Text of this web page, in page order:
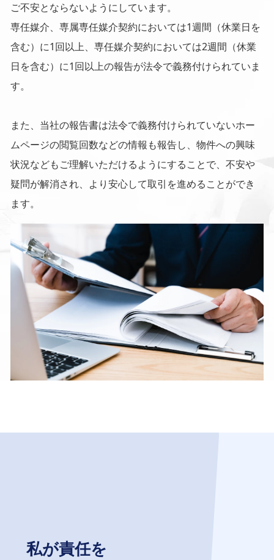
ご不安とならないようにしています。
専任媒介、専属専任媒介契約においては1週間（休業日を
含む）に1回以上、専任媒介契約においては2週間（休業
日を含む）に1回以上の報告が法令で義務付けられていま
す。
また、当社の報告書は法令で義務付けられていないホー
ムページの閲覧回数などの情報も報告し、物件への興味
状況などもご理解いただけるようにすることで、不安や
疑問が解消され、より安心して取引を進めることができ
ます。
私が責任を